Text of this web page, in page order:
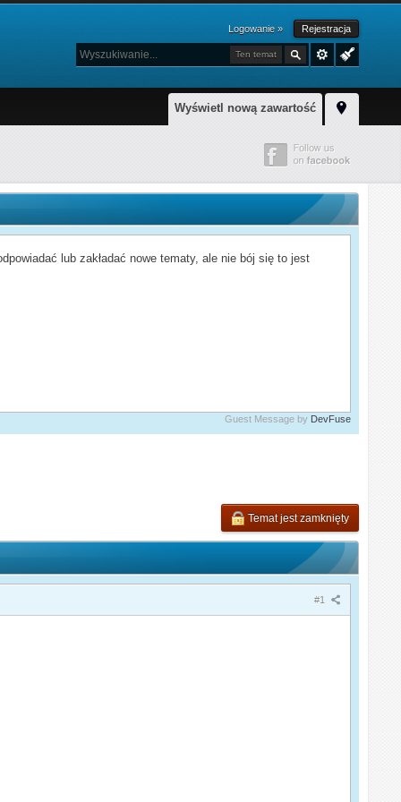
Logowanie » Rejestracja
Ten temat
Wyświetl nową zawartość
lub zakładać nowe tematy, ale nie bój się to jest
Guest Message by DevFuse
Temat jest zamknięty
#1